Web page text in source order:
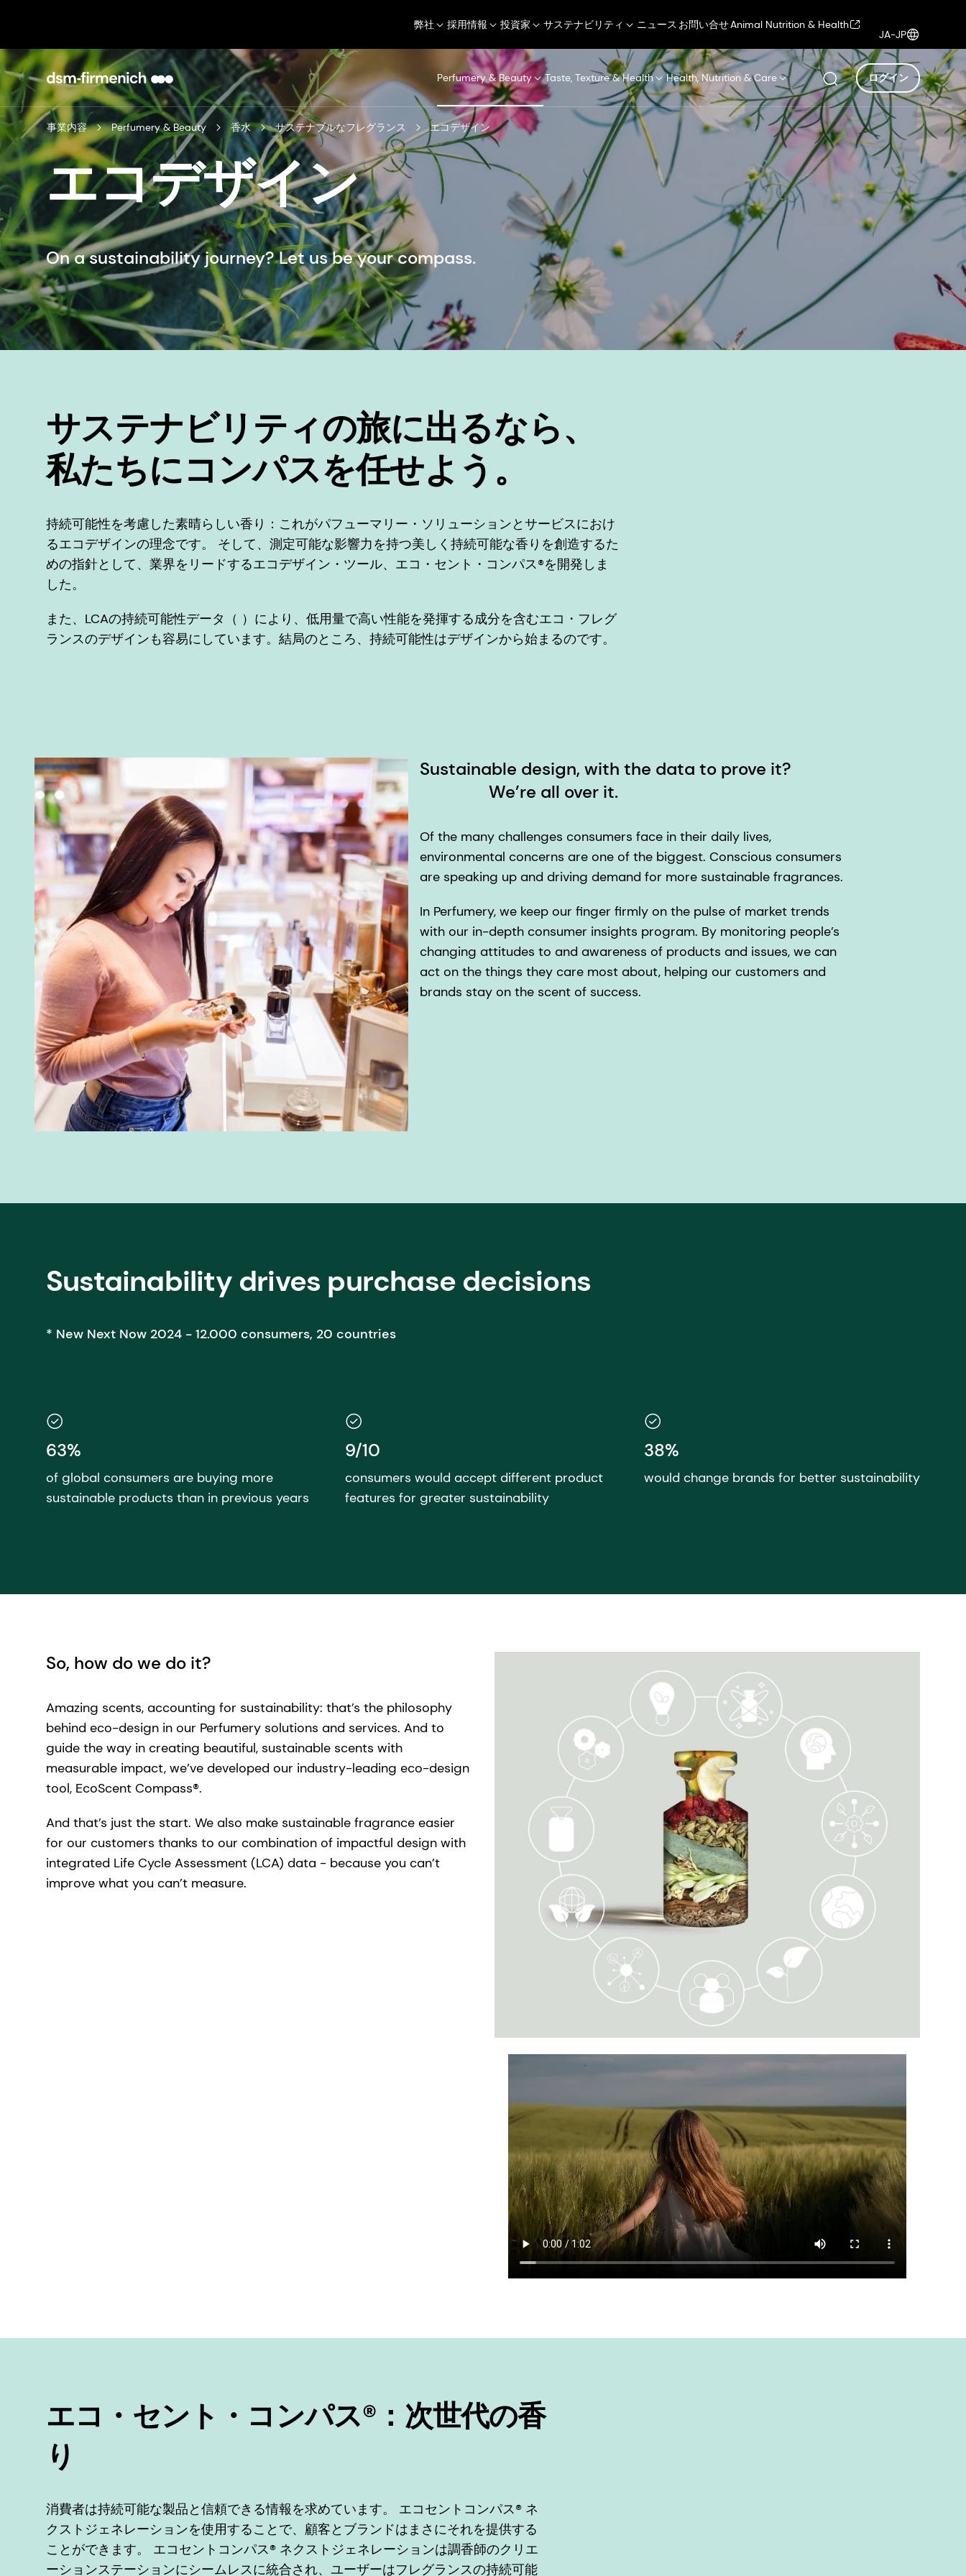
弊社 採用情報 投資家 サステナビリティ ニュース お問い合せAnimal Nutrition & Health
JA-JP
Perfumery & Beauty Taste, Texture & Health Health, Nutrition & Care ログイン
事業内容 Perfumery & Beauty 香水 サステナブルなフレグランス エコデザイン
エコデザイン
On a sustainability journey? Let us be your compass.
サステナビリティの旅に出るなら、
私たちにコンパスを任せよう。
持続可能性を考慮した素晴らしい香り：これがパフューマリー・ソリューションとサービスにおけ
るエコデザインの理念です。 そして、測定可能な影響力を持つ美しく持続可能な香りを創造するた
めの指針として、業界をリードするエコデザイン・ツール、エコ・セント・コンパス®を開発しま
した。
また、LCAの持続可能性データ（ ）により、低用量で高い性能を発揮する成分を含むエコ・フレグ
ランスのデザインも容易にしています。結局のところ、持続可能性はデザインから始まるのです。
Sustainable design, with the data to prove it?
We’re all over it.
Of the many challenges consumers face in their daily lives,
environmental concerns are one of the biggest. Conscious consumers
are speaking up and driving demand for more sustainable fragrances.
In Perfumery, we keep our finger firmly on the pulse of market trends
with our in-depth consumer insights program. By monitoring people’s
changing attitudes to and awareness of products and issues, we can
act on the things they care most about, helping our customers and
brands stay on the scent of success.
Sustainability drives purchase decisions
* New Next Now 2024 - 12.000 consumers, 20 countries
63%
of global consumers are buying more
sustainable products than in previous years
9/10
consumers would accept different product
features for greater sustainability
38%
would change brands for better sustainability
So, how do we do it?
Amazing scents, accounting for sustainability: that’s the philosophy
behind eco-design in our Perfumery solutions and services. And to
guide the way in creating beautiful, sustainable scents with
measurable impact, we’ve developed our industry-leading eco-design
tool, EcoScent Compass®.
And that’s just the start. We also make sustainable fragrance easier
for our customers thanks to our combination of impactful design with
integrated Life Cycle Assessment (LCA) data - because you can’t
improve what you can’t measure.
エコ・セント・コンパス®：次世代の香
り
消費者は持続可能な製品と信頼できる情報を求めています。 エコセントコンパス® ネ
クストジェネレーションを使用することで、顧客とブランドはまさにそれを提供する
ことができます。 エコセントコンパス® ネクストジェネレーションは調香師のクリエ
ーションステーションにシームレスに統合され、ユーザーはフレグランスの持続可能